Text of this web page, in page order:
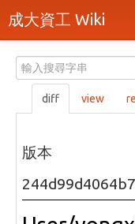
成大資工 Wiki
分類
隨機頁面
最近活動
上傳檔案
diff view
版本